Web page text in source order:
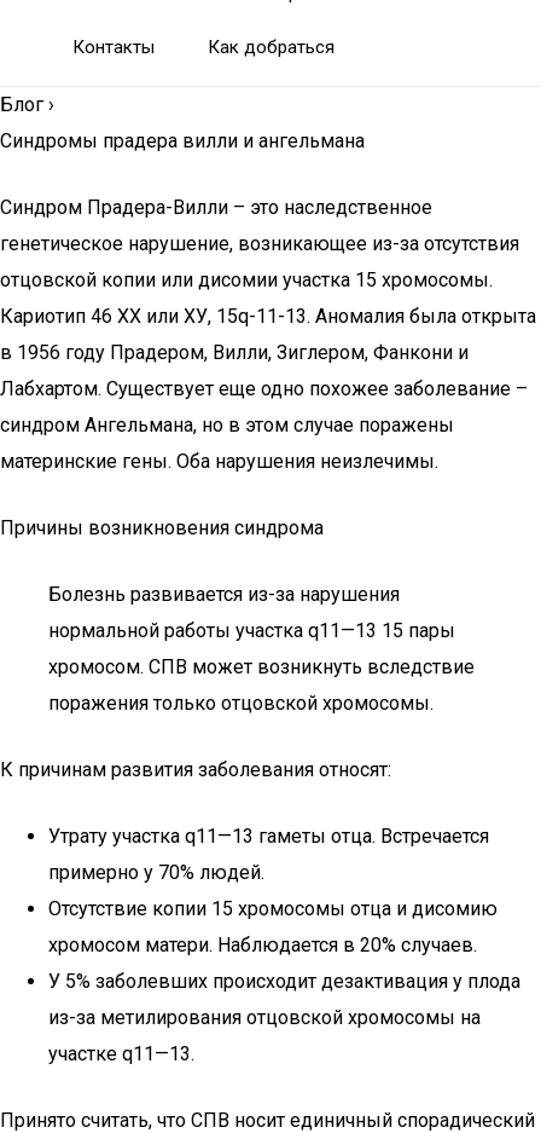
Контакты Как добраться
Блог ›
Синдромы прадера вилли и ангельмана
Синдром Прадера-Вилли – это наследственное
генетическое нарушение, возникающее из-за отсутствия
отцовской копии или дисомии участка 15 хромосомы.
Кариотип 46 XX или ХУ, 15q-11-13. Аномалия была открыта
в 1956 году Прадером, Вилли, Зиглером, Фанкони и
Лабхартом. Существует еще одно похожее заболевание –
синдром Ангельмана, но в этом случае поражены
материнские гены. Оба нарушения неизлечимы.
Причины возникновения синдрома
Болезнь развивается из-за нарушения
нормальной работы участка q11—13 15 пары
хромосом. СПВ может возникнуть вследствие
поражения только отцовской хромосомы.
К причинам развития заболевания относят:
Утрату участка q11—13 гаметы отца. Встречается
примерно у 70% людей.
Отсутствие копии 15 хромосомы отца и дисомию
хромосом матери. Наблюдается в 20% случаев.
У 5% заболевших происходит дезактивация у плода
из-за метилирования отцовской хромосомы на
участке q11—13.
Принято считать, что СПВ носит единичный спорадический